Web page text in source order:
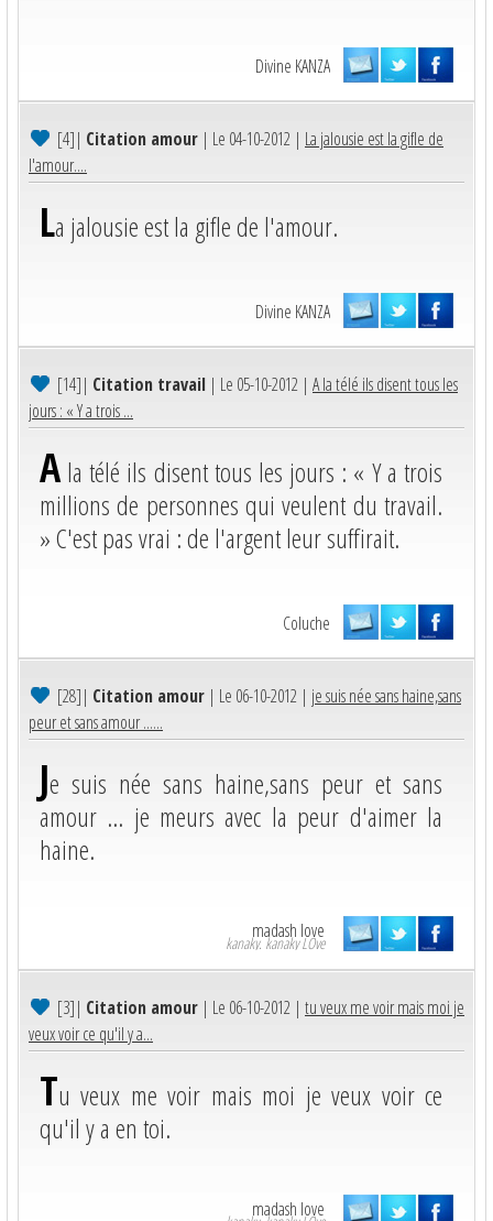
Divine KANZA
[4]| Citation amour | Le 04-10-2012 | La jalousie est la gifle de
l'amour....
La jalousie est la gifle de l'amour.
Divine KANZA
[14]| Citation travail | Le 05-10-2012 | A la télé ils disent tous les
jours : « Y a trois ...
Ala télé ils disent tous les jours : « Y a trois
millions de personnes qui veulent du travail.
» C'est pas vrai : de l'argent leur suffirait.
Coluche
[28]| Citation amour | Le 06-10-2012 | je suis née sans haine,sans
peur et sans amour ......
Je suis née sans haine,sans peur et sans
amour ... je meurs avec la peur d'aimer la
haine.
madash love
kanaky. kanaky LOve
[3]| Citation amour | Le 06-10-2012 | tu veux me voir mais moi je
veux voir ce qu'il y a...
Tu veux me voir mais moi je veux voir ce
qu'il y a en toi.
madash love